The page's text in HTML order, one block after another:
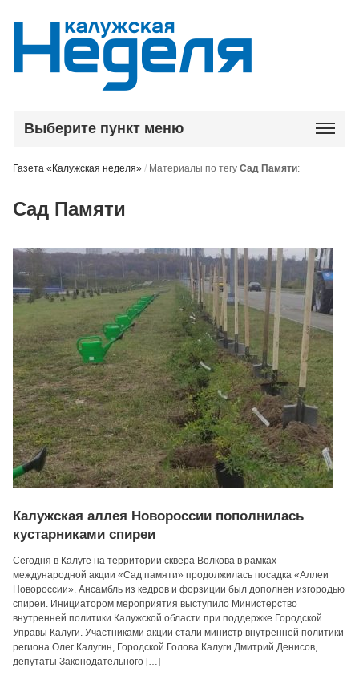
Выберите пункт меню
Газета «Калужская неделя» / Материалы по тегуСад Памяти:
Сад Памяти
Калужская аллея Новороссии пополнилась
кустарниками спиреи
Сегодня в Калуге на территории сквера Волкова в рамках
международной акции «Сад памяти» продолжилась посадка «Аллеи
Новороссии». Ансамбль из кедров и форзиции был дополнен изгородью
спиреи. Инициатором мероприятия выступило Министерство
внутренней политики Калужской области при поддержке Городской
Управы Калуги. Участниками акции стали министр внутренней политики
региона Олег Калугин, Городской Голова Калуги Дмитрий Денисов,
депутаты Законодательного […]